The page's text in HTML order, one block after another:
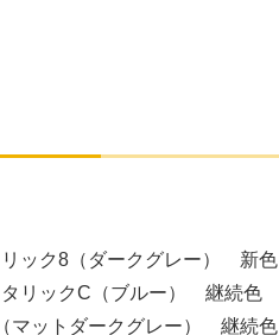
リック8（ダークグレー） 新色
タリックC（ブルー） 継続色
マットダークグレー） 継続色